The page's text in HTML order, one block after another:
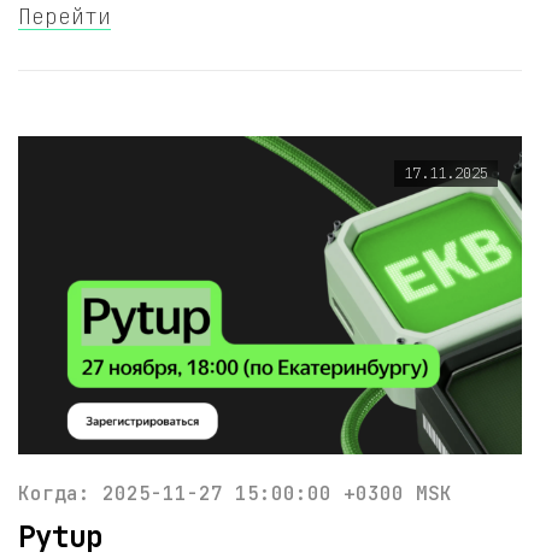
Перейти
17.11.2025
Когда: 2025-11-27 15:00:00 +0300 MSK
Pytup